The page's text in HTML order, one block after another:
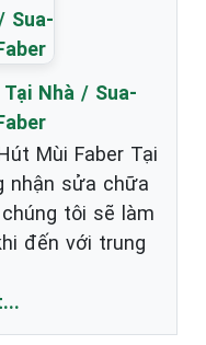
Tại Nhà / Sua-
Mùi Faber Tại
nhận sửa chữa
tôi sẽ làm
đến với trung